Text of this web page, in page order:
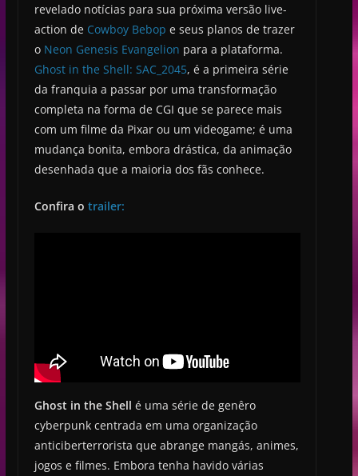
revelado notícias para sua próxima versão live-
action de Cowboy Bebop e seus planos de trazer
o Neon Genesis Evangelion para a plataforma.
Ghost in the Shell: SAC_2045, é a primeira série
da franquia a passar por uma transformação
completa na forma de CGI que se parece mais
com um filme da Pixar ou um videogame; é uma
mudança bonita, embora drástica, da animação
desenhada que a maioria dos fãs conhece.
Confira o trailer:
Ghost in the Shell é uma série de genêro
cyberpunk centrada em uma organização
anticiberterrorista que abrange mangás, animes,
jogos e filmes. Embora tenha havido várias